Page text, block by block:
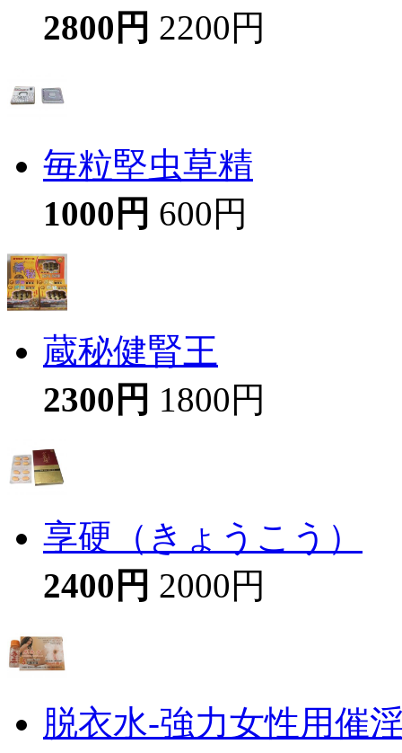
2800円 2200円
毎粒堅虫草精
1000円 600円
蔵秘健腎王
2300円 1800円
享硬（きょうこう）
2400円 2000円
脱衣水-強力女性用催